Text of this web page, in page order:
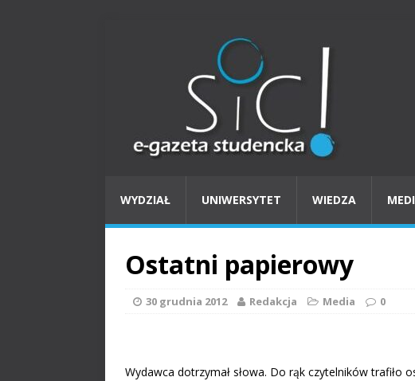
WYDZIAŁ UNIWERSYTET WIEDZA
Ostatni papierowy
30 grudnia 2012 Redakcja Media 0
Wydawca dotrzymał słowa. Do rąk czytelników trafiło